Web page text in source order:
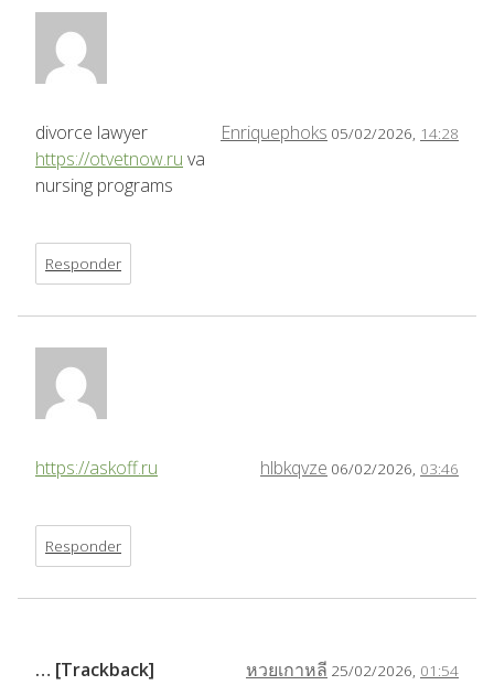
Enriquephoks 05/02/2026, 14:28
divorce lawyer
https://otvetnow.ru va
nursing programs
Responder
hlbkqvze 06/02/2026, 03:46
https://askoff.ru
Responder
หวยเกาหลี 25/02/2026, 01:54
… [Trackback]